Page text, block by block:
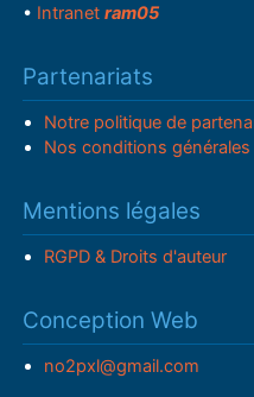
• Intranetram05
Partenariats
Notre politique de
Nos conditions générales
Mentions légales
RGPD & Droits d'auteur
Conception Web
no2pxl@gmail.com